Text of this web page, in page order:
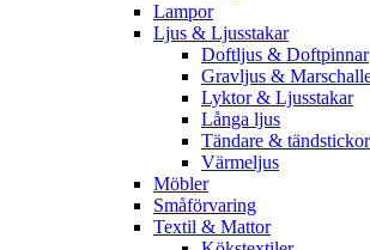
Lampor
Ljus & Ljusstakar
Doftljus & Doftpinnar
Gravljus &
Lyktor & Ljusstakar
Långa ljus
Tändare & tändstickor
Värmeljus
Möbler
Småförvaring
Textil & Mattor